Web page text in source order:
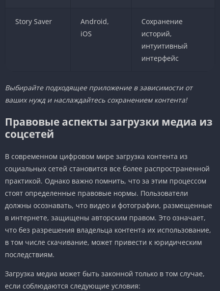
Story Saver
Android,
iOS
Сохранение
историй,
интуитивный
интерфейс
Выбирайте подходящее приложение в зависимости от
ваших нужд и наслаждайтесь сохранением контента!
Правовые аспекты загрузки медиа из
соцсетей
В современном цифровом мире загрузка контента из
социальных сетей становится все более распространенной
практикой. Однако важно помнить, что за этим процессом
стоят определенные правовые нормы. Пользователи
должны осознавать, что видео и фотографии, размещенные
в интернете, защищены авторским правом. Это означает,
что без разрешения владельца контента их использование,
в том числе скачивание, может привести к юридическим
последствиям.
Загрузка медиа может быть законной только в том случае,
если соблюдаются следующие условия: